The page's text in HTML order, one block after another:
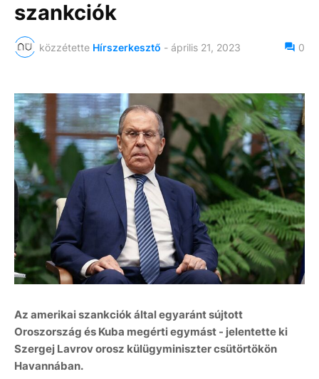
szankciók
közzétette Hírszerkesztő - április 21, 2023 0
Az amerikai szankciók által egyaránt sújtott
Oroszország és Kuba megérti egymást - jelentette ki
Szergej Lavrov orosz külügyminiszter csütörtökön
Havannában.